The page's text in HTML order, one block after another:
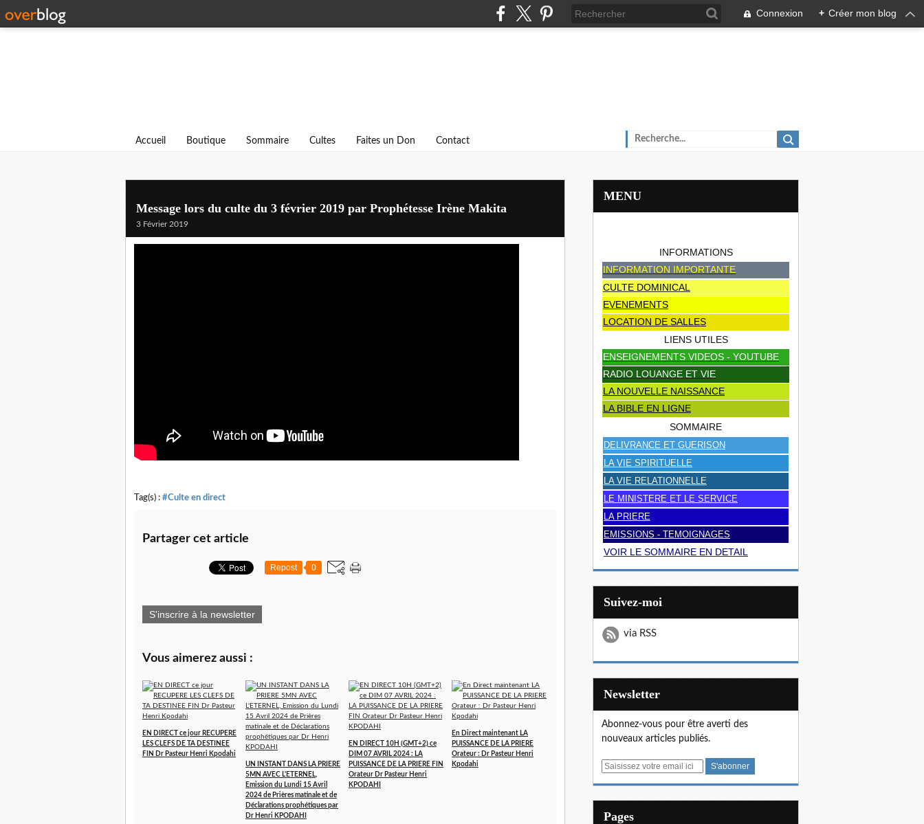
Connexion + Créer mon blog
Accueil Boutique Sommaire Cultes Faites un Don Contact
Message lors du culte du 3 février 2019 par Prophétesse Irène Makita
3 Février 2019
Tag(s) : #Culte en direct
Partager cet article
Repost 0
S'inscrire à la newsletter
Vous aimerez aussi :
EN DIRECT ce jour RECUPERE
LES CLEFS DE TA DESTINEE
FIN Dr Pasteur Henri Kpodahi
UN INSTANT DANS LA PRIERE
5MN AVEC L'ETERNEL,
Emission du Lundi 15 Avril
2024 de Prières matinale et de
Déclarations prophétiques par
Dr Henri KPODAHI
EN DIRECT 10H (GMT+2) ce
DIM 07 AVRIL 2024 : LA
PUISSANCE DE LA PRIERE FIN
Orateur Dr Pasteur Henri
KPODAHI
En Direct maintenant LA
PUISSANCE DE LA PRIERE
Orateur : Dr Pasteur Henri
Kpodahi
MENU
INFORMATIONS
INFORMATION IMPORTANTE
CULTE DOMINICAL
EVENEMENTS
LOCATION DE SALLES
LIENS UTILES
ENSEIGNEMENTS VIDEOS - YOUTUBE
RADIO LOUANGE ET VIE
LA NOUVELLE NAISSANCE
LA BIBLE EN LIGNE
SOMMAIRE
DELIVRANCE ET GUERISON
LA VIE SPIRITUELLE
LA VIE RELATIONNELLE
LE MINISTERE ET LE SERVICE
LA PRIERE
EMISSIONS - TEMOIGNAGES
VOIR LE SOMMAIRE EN DETAIL
Suivez-moi
via RSS
Newsletter
Abonnez-vous pour être averti des
nouveaux articles publiés.
E
Pages